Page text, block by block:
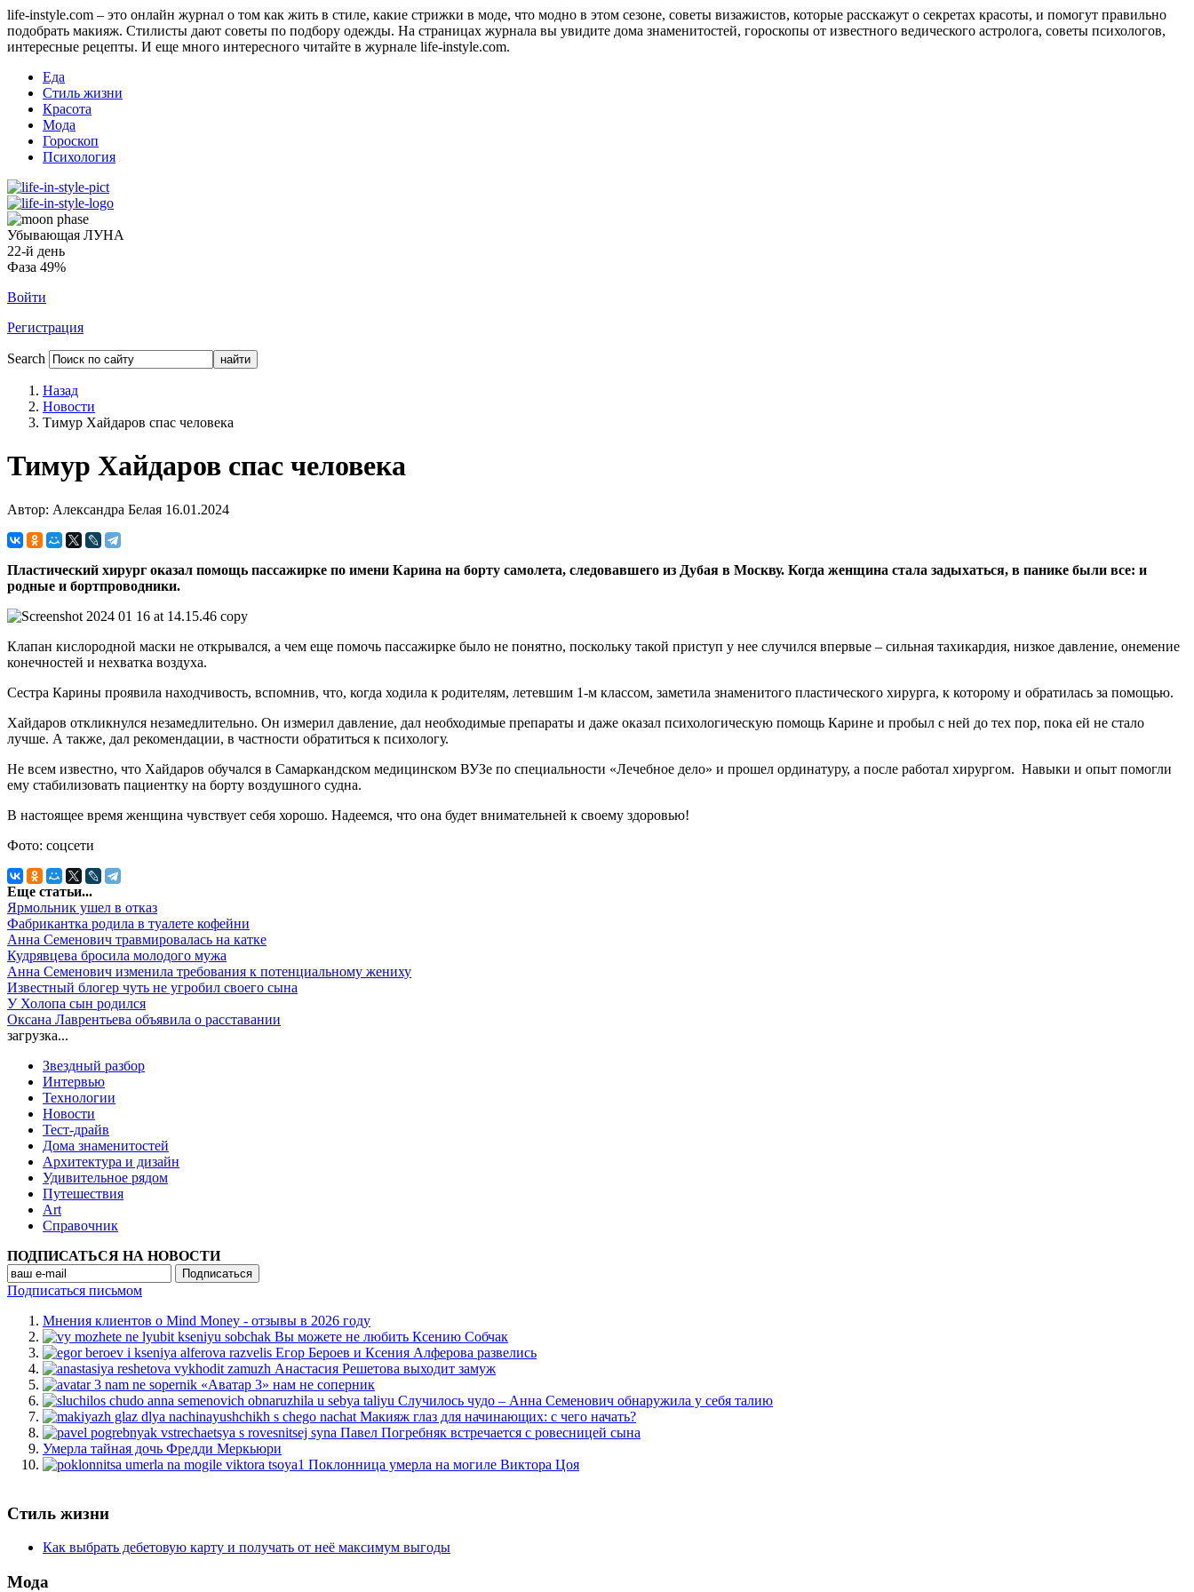
life-instyle.com – это онлайн журнал о том как жить в стиле, какие стрижки в моде, что модно в этом сезоне, советы визажистов, которые расскажут о секретах красоты, и помогут правильно
подобрать макияж. Стилисты дают советы по подбору одежды. На страницах журнала вы увидите дома знаменитостей, гороскопы от известного ведического астролога, советы психологов,
интересные рецепты. И еще много интересного читайте в журнале life-instyle.com.
Еда
Стиль жизни
Красота
Мода
Гороскоп
Психология
Убывающая ЛУНА
22-й день
Фаза 49%
Войти
Регистрация
Search
Назад
Новости
Тимур Хайдаров спас человека
Тимур Хайдаров спас человека
Автор: Александра Белая 16.01.2024
Пластический хирург оказал помощь пассажирке по имени Карина на борту самолета, следовавшего из Дубая в Москву. Когда женщина стала задыхаться, в панике были все: и
родные и бортпроводники.
Клапан кислородной маски не открывался, а чем еще помочь пассажирке было не понятно, поскольку такой приступ у нее случился впервые – сильная тахикардия, низкое давление, онемение
конечностей и нехватка воздуха.
Сестра Карины проявила находчивость, вспомнив, что, когда ходила к родителям, летевшим 1-м классом, заметила знаменитого пластического хирурга, к которому и обратилась за помощью.
Хайдаров откликнулся незамедлительно. Он измерил давление, дал необходимые препараты и даже оказал психологическую помощь Карине и пробыл с ней до тех пор, пока ей не стало
лучше. А также, дал рекомендации, в частности обратиться к психологу.
Не всем известно, что Хайдаров обучался в Самаркандском медицинском ВУЗе по специальности «Лечебное дело» и прошел ординатуру, а после работал хирургом. Навыки и опыт помогли
ему стабилизовать пациентку на борту воздушного судна.
В настоящее время женщина чувствует себя хорошо. Надеемся, что она будет внимательней к своему здоровью!
Фото: соцсети
Еще статьи...
Ярмольник ушел в отказ
Фабрикантка родила в туалете кофейни
Анна Семенович травмировалась на катке
Кудрявцева бросила молодого мужа
Анна Семенович изменила требования к потенциальному жениху
Известный блогер чуть не угробил своего сына
У Холопа сын родился
Оксана Лаврентьева объявила о расставании
загрузка...
Звездный разбор
Интервью
Технологии
Новости
Тест-драйв
Дома знаменитостей
Архитектура и дизайн
Удивительное рядом
Путешествия
Art
Cправочник
ПОДПИСАТЬСЯ НА НОВОСТИ
Подписаться письмом
Мнения клиентов о Mind Money - отзывы в 2026 году
Вы можете не любить Ксению Собчак
Егор Бероев и Ксения Алферова развелись
Анастасия Решетова выходит замуж
«Аватар 3» нам не соперник
Случилось чудо – Анна Семенович обнаружила у себя талию
Макияж глаз для начинающих: с чего начать?
Павел Погребняк встречается с ровесницей сына
Умерла тайная дочь Фредди Меркьюри
Поклонница умерла на могиле Виктора Цоя
Стиль жизни
Как выбрать дебетовую карту и получать от неё максимум выгоды
Мода